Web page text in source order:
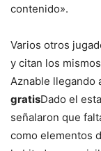
contenido».
Varios otros
y citan los
Aznable llegando
gratisDado el
señalaron que
como elementos